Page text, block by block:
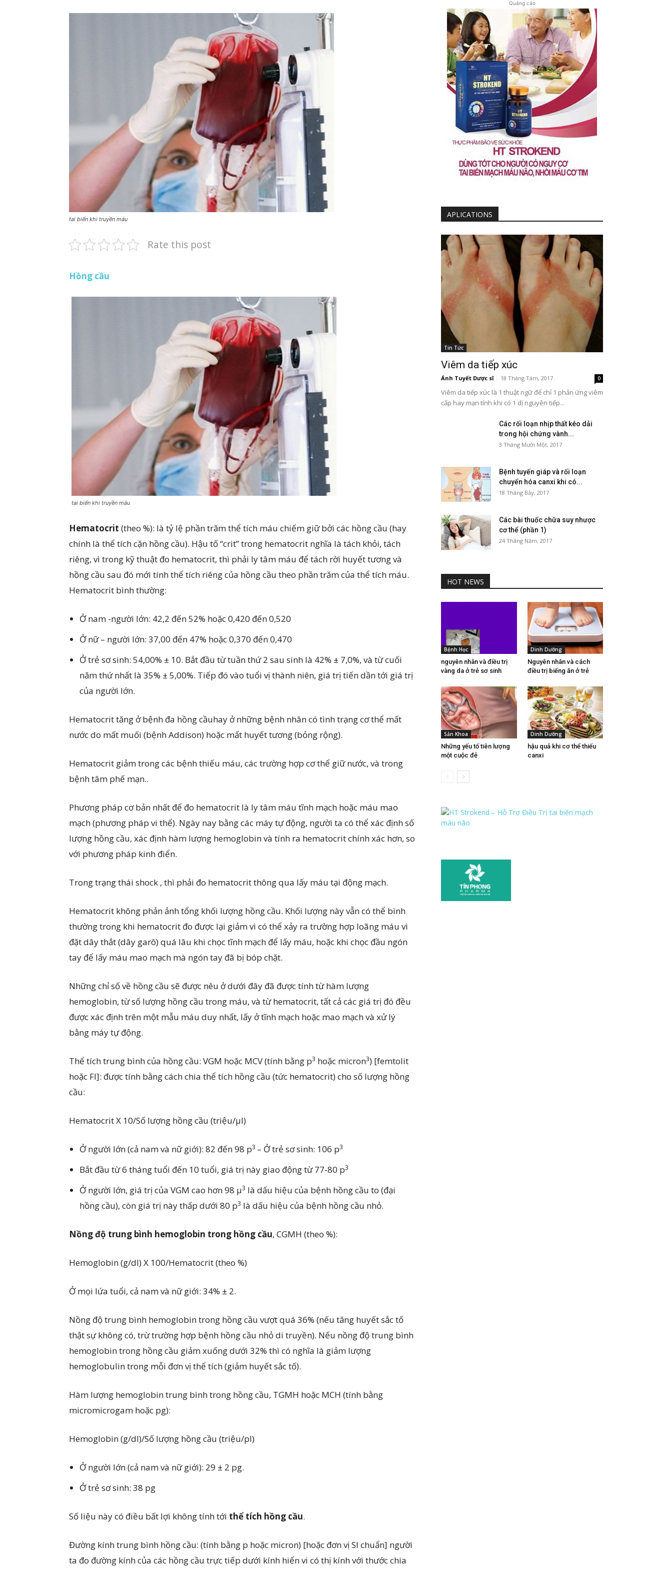
tai biến khi truyền máu
Rate this post
Hồng cầu
tai biến khi truyền máu
Hematocrit (theo %): là tỷ lệ phần trăm thể tích máu chiếm giữ bởi các hồng cầu (hay
chính là thể tích cặn hồng cầu). Hậu tố “crit” trong hematocrit nghĩa là tách khỏi, tách
riêng, vì trong kỹ thuật đo hematocrit, thì phải ly tâm máu để tách rời huyết tương và
hồng cầu sau đó mới tính thể tích riêng của hồng cầu theo phần trăm của thể tích máu.
Hematocrit bình thường:
Ở nam -người lớn: 42,2 đến 52% hoặc 0,420 đến 0,520
Ở nữ – người lớn: 37,00 đến 47% hoặc 0,370 đến 0,470
Ở trẻ sơ sinh: 54,00% ± 10. Bắt đầu từ tuần thứ 2 sau sinh là 42% ± 7,0%, và từ cuối
năm thứ nhất là 35% ± 5,00%. Tiếp đó vào tuổi vị thành niên, giá trị tiến dần tới giá trị
của người lớn.
Hematocrit tăng ở bệnh đa hồng cầuhay ở những bệnh nhân có tình trạng cơ thể mất
nước do mất muối (bệnh Addison) hoặc mất huyết tương (bỏng rộng).
Hematocrit giảm trong các bệnh thiếu máu, các trường hợp cơ thể giữ nước, và trong
bệnh tâm phế mạn..
Phương pháp cơ bản nhất để đo hematocrit là ly tâm máu tĩnh mạch hoặc máu mao
mạch (phương pháp vi thể). Ngày nay bằng các máy tự động, người ta có thể xác định số
lượng hồng cầu, xác định hàm lượng hemoglobin và tính ra hematocrit chính xác hơn, so
với phương pháp kinh điển.
Trong trạng thái shock , thì phải đo hematocrit thông qua lấy máu tại động mạch.
Hematocrit không phản ảnh tổng khối lượng hồng cầu. Khối lượng này vẫn có thể bình
thường trong khi hematocrit đo được lại giảm vì có thể xảy ra trường hợp loãng máu vì
đặt dây thắt (dây garô) quá lâu khi chọc tĩnh mạch để lấy máu, hoặc khi chọc đầu ngón
tay để lấy máu mao mạch mà ngón tay đã bị bóp chặt.
Những chỉ số về hồng cầu sẽ được nêu ở dưới đây đã được tính từ hàm lượng
hemoglobin, từ số lượng hồng cầu trong máu, và từ hematocrit, tất cả các giá trị đó đều
được xác định trên một mẫu máu duy nhất, lấy ở tĩnh mạch hoặc mao mạch và xử lý
bằng máy tự động.
Thể tích trung bình của hồng cầu: VGM hoặc MCV (tính bằng p3 hoặc micron3) [femtolit
hoặc Fl]: được tính bằng cách chia thể tích hồng cầu (tức hematocrit) cho số lượng hồng
cầu:
Hematocrit X 10/Số lượng hồng cầu (triệu/μl)
Ở người lớn (cả nam và nữ giới): 82 đến 98 p3 – Ở trẻ sơ sinh: 106 p3
Bắt đầu từ 6 tháng tuổi đến 10 tuổi, giá trị này giao động từ 77-80 p3
Ở người lớn, giá trị của VGM cao hơn 98 µ3 là dấu hiệu của bệnh hồng cầu to (đại
hồng cầu), còn giá trị này thấp dưới 80 p3 là dấu hiệu của bệnh hồng cầu nhỏ.
Nồng độ trung bình hemoglobin trong hồng cầu, CGMH (theo %):
Hemoglobin (g/dl) X 100/Hematocrit (theo %)
Ở mọi lứa tuổi, cả nam và nữ giới: 34% ± 2.
Nồng độ trung bình hemoglobin trong hồng cầu vượt quá 36% (nếu tăng huyết sắc tố
thật sự không có, trừ trường hợp bệnh hồng cầu nhỏ di truyền). Nếu nồng độ trung bình
hemoglobin trong hồng cầu giảm xuống dưới 32% thì có nghĩa là giảm lượng
hemoglobulin trong mỗi đơn vị thể tích (giảm huyết sắc tố).
Hàm lượng hemoglobin trung bình trong hồng cầu, TGMH hoặc MCH (tính bằng
micromicrogam hoặc pg):
Hemoglobin (g/dl)/Số lượng hồng cầu (triệu/pl)
Ở người lớn (cả nam và nữ giới): 29 ± 2 pg.
Ở trẻ sơ sinh: 38 pg
Số liệu này có điều bất lợi không tính tới thể tích hồng cầu.
Đường kính trung bình hồng cầu: (tính bằng p hoặc micron) [hoặc đơn vị SI chuẩn] người
ta đo đường kính của các hồng cầu trực tiếp dưới kính hiển vi có thị kính với thước chia
Quảng cáo
APLICATIONS
Tin Tức
Viêm da tiếp xúc
Ánh Tuyết Dược sĩ - 18 Tháng Tám, 2017 0
Viêm da tiếp xúc là 1 thuật ngữ để chỉ 1 phản ứng viêm
cấp hay mạn tính khi có 1 dị nguyên tiếp...
Các rối loạn nhịp thất kéo dải
trong hội chứng vành...
3 Tháng Mười Một, 2017
Bệnh tuyến giáp và rối loạn
chuyển hóa canxi khi có...
18 Tháng Bảy, 2017
Các bài thuốc chữa suy nhược
cơ thể (phần 1)
24 Tháng Năm, 2017
HOT NEWS
Bệnh Học
nguyên nhân và điều trị
vàng da ở trẻ sơ sinh
Dinh Dưỡng
Nguyên nhân và cách
điều trị biếng ăn ở trẻ
Sản Khoa
Những yếu tố tiên lượng
một cuộc đẻ
Dinh Dưỡng
hậu quả khi cơ thể thiếu
canxi